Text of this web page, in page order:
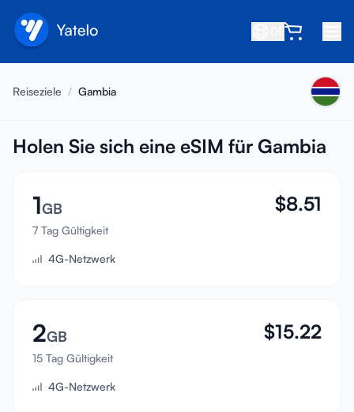
Über uns
Freund empfehlen
Partner werden
Hilfezentrum
Support
Gerätekompatibilität
Anmelden
Reiseziele / Gambia
Holen Sie sich eine eSIM für Gambia
1GB
7 Tag Gültigkeit
$8.51
4G-Netzwerk
2GB
15 Tag Gültigkeit
$15.22
4G-Netzwerk